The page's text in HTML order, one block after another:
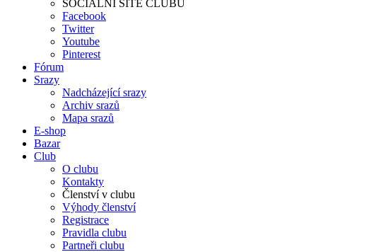
SOCIÁLNÍ SÍTĚ CLUBU
Facebook
Twitter
Youtube
Pinterest
Fórum
Srazy
Nadcházející srazy
Archiv srazů
Mapa srazů
E-shop
Bazar
Club
O clubu
Kontakty
Členství v clubu
Výhody členství
Registrace
Pravidla clubu
Partneři clubu